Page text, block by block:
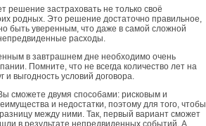
решение застраховать не только своё
родных. Это решение достаточно правильное,
быть уверенным, что даже в самой сложной
расходы.
в завтрашнем дне необходимо очень
Помните, что не всегда количество лет на
и выгодность условий договора.
сможете двумя способами: рисковым и
и недостатки, поэтому для того, чтобы
между ними. Так, первый вариант сможет
в результате непредвиденных событий. А